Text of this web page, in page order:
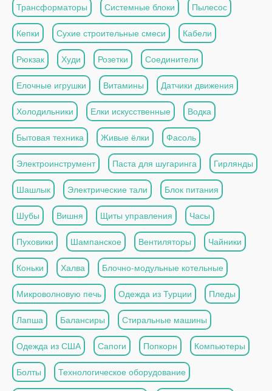
Трансформаторы Системные блоки Пылесос
Кепки Сухие строительные смеси Кабели
Рюкзак Худи Розетки Соединители
Елочные игрушки Витамины Датчики движения
Холодильники Елки искусственные Водка
Бытовая техника Живые ёлки Фасоль
Электроинструмент Паста для шугаринга Гирлянды
Шашлык Электрические тали Блок питания
Шубы Вишня Щиты управления Часы
Пуховики Шампанское Вентиляторы Чайники
Коньки Халва Блочно-модульные котельные
Микроволновую печь Одежда из Турции Пледы
Лапша Балансиры Стиральные машины
Одежда из США Сапоги Попкорн Компьютеры
Болты Технологическое оборудование